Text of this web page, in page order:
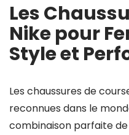
Femme :
Performance
Les
Nike pour
Style et
Les chaussures de
reconnues dans le
combinaison parfaite